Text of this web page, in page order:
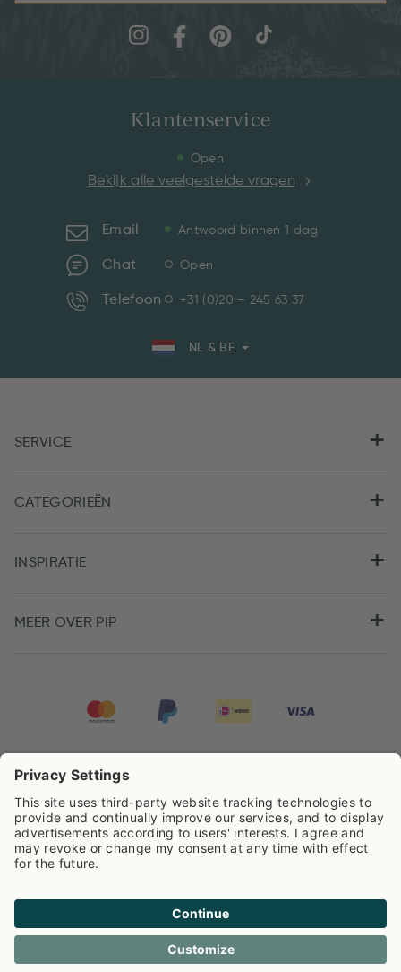
Klantenservice
Open
Bekijk alle veelgestelde vragen
Email Antwoord binnen 1 dag
Chat Open
Telefoon +31 (0)20 – 245 63 37
NL & BE
SERVICE
CATEGORIEËN
INSPIRATIE
MEER OVER PIP
op basis van7984beoordelingen
Cookie info Privacy
Verzendkosten
Algemene voorwaarden